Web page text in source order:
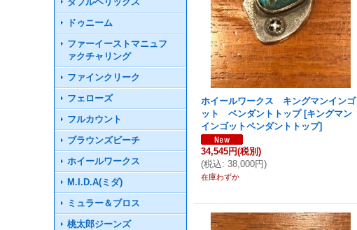
ドゥニーム
ファーイーストマニュフ
ァクチャリング
ファインクリーク
フェローズ
フルカウント
ブラウンズビーチ
ホイールワークス
M.I.D.A(ミダ)
ミュラー＆ブロス
桃太郎ジーンズ
ホイールワークス キングマンインゴ
ット ペンダントトップ [キングマン
インゴットペンダントトップ]
34,545円(税別)
(税込: 38,000円)
在庫わずか